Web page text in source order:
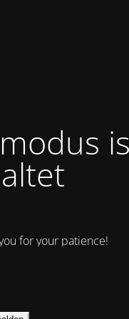
for your patience!